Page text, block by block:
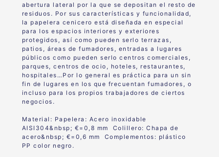
abertura lateral por la que se depositan el resto de
residuos. Por sus características y funcionalidad,
la papelera cenicero está diseñada en especial
para los espacios interiores y exteriores
protegidos, así como pueden serlo terrazas,
patios, áreas de fumadores, entradas a lugares
públicos como pueden serlo centros comerciales,
parques, centros de ocio, hoteles, restaurantes,
hospitales…Por lo general es práctica para un sin
fin de lugares en los que frecuentan fumadores, o
incluso para los propios trabajadores de ciertos
negocios.
Material: Papelera: Acero inoxidable
AISI304&nbsp; €=0,8 mm Colillero: Chapa de
acero&nbsp; €=0,6 mm Complementos: plástico
PP color negro.